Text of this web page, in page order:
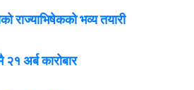
राज्याभिषेकको भव्य तयारी
अर्ब कारोबार